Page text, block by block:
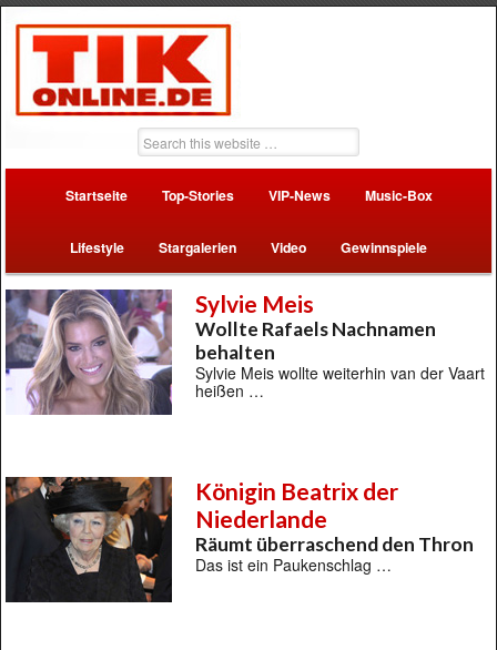
Startseite Top-Stories VIP-News Music-Box
Lifestyle Stargalerien Video Gewinnspiele
Sylvie Meis
Wollte Rafaels Nachnamen
behalten
Sylvie Meis wollte weiterhin van der Vaart
heißen …
Königin Beatrix der
Niederlande
Räumt überraschend den Thron
Das ist ein Paukenschlag …